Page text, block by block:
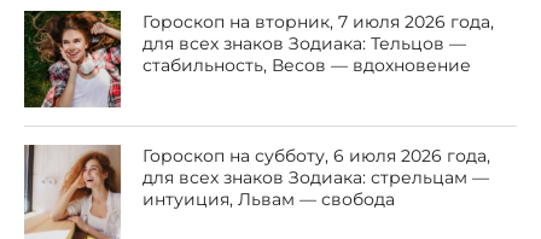
Гороскоп на вторник, 7 июля 2026 года,
для всех знаков Зодиака: Тельцов —
стабильность, Весов — вдохновение
Гороскоп на субботу, 6 июля 2026 года,
для всех знаков Зодиака: стрельцам —
интуиция, Львам — свобода